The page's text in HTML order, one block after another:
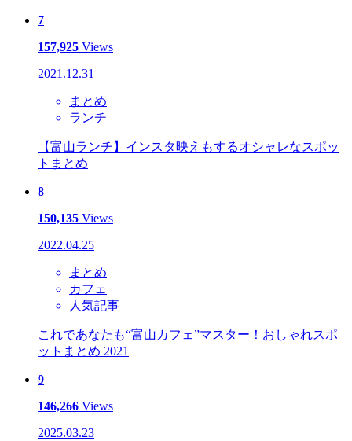
7
157,925 Views
2021.12.31
まとめ
ランチ
【富山ランチ】インスタ映えもするオシャレなスポッ
トまとめ
8
150,135 Views
2022.04.25
まとめ
カフェ
人気記事
これであなたも“富山カフェ”マスター！おしゃれスポ
ットまとめ 2021
9
146,266 Views
2025.03.23